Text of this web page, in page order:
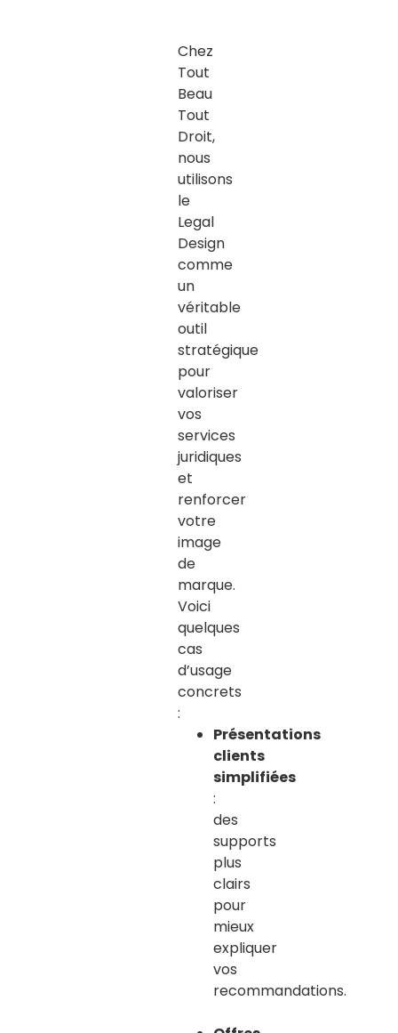
Chez
Tout
Beau
Tout
Droit,
nous
utilisons
le
Legal
Design
comme
un
véritable
outil
stratégique
pour
valoriser
vos
services
juridiques
et
renforcer
votre
image
de
marque.
Voici
quelques
cas
d’usage
concrets
:
Présentations
clients
simplifiées
:
des
supports
plus
clairs
pour
mieux
expliquer
vos
recommandations.